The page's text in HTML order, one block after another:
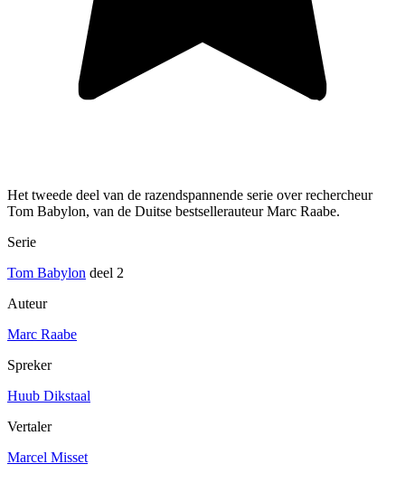
Het tweede deel van de razendspannende serie over rechercheur
Tom Babylon, van de Duitse bestsellerauteur Marc Raabe.
Serie
Tom Babylon deel 2
Auteur
Marc Raabe
Spreker
Huub Dikstaal
Vertaler
Marcel Misset